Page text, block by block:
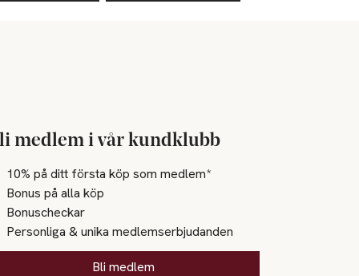
medlem i vår kundklubb
10% på ditt första köp som medlem*
Bonus på alla köp
Bonuscheckar
Personliga & unika medlemserbjudanden
Bli medlem